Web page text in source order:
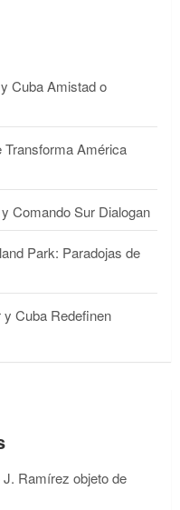
Cuba Amistad o
Transforma América
Comando Sur Dialogan
Park: Paradojas de
Cuba Redefinen
Ramírez objeto de